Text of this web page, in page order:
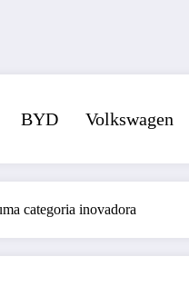
BYD Volkswagen
categoria inovadora